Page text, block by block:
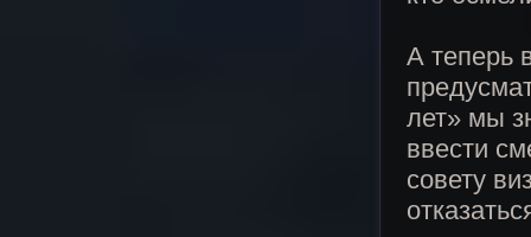
А теперь
лет» мы
ввести
совету